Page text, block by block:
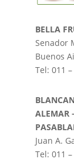
BELLA
Senador
Buenos
Tel: 011
ALEMAR
Juan A.
Tel: 011